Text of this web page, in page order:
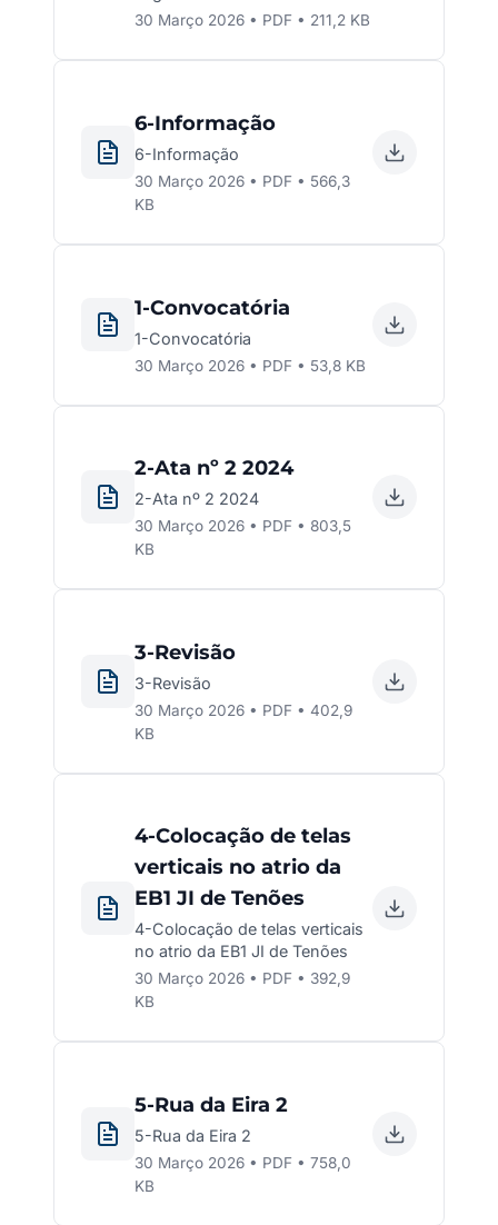
30 Março 2026 • PDF • 211,2 KB
6-Informação
6-Informação
30 Março 2026 • PDF • 566,3
KB
1-Convocatória
1-Convocatória
30 Março 2026 • PDF • 53,8 KB
2-Ata nº 2 2024
2-Ata nº 2 2024
30 Março 2026 • PDF • 803,5
KB
3-Revisão
3-Revisão
30 Março 2026 • PDF • 402,9
KB
4-Colocação de telas
verticais no atrio da
EB1 JI de Tenões
4-Colocação de telas verticais
no atrio da EB1 JI de Tenões
30 Março 2026 • PDF • 392,9
KB
5-Rua da Eira 2
5-Rua da Eira 2
30 Março 2026 • PDF • 758,0
KB